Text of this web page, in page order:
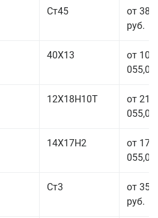
Ст45
от 38
руб.
40Х13
от 103
055,00
12Х18Н10Т
от 210
055,00
14Х17Н2
от 175
055,00
Ст3
от 35
руб.